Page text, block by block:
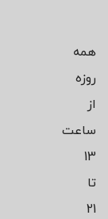
همه
روزه
از
ساعت
13
تا
21